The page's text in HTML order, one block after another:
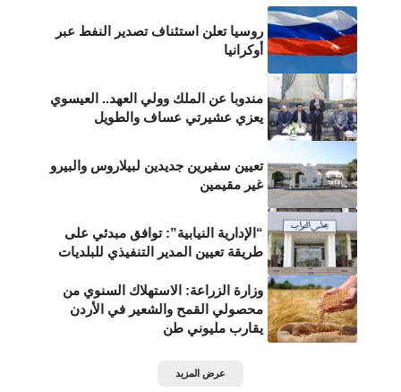
روسيا تعلن استئناف تصدير النفط عبر
أوكرانيا
مندوبا عن الملك وولي العهد.. العيسوي
يعزي عشيرتي عساف والطويل
تعيين سفيرين جديدين لبيلاروس والبيرو
غير مقيمين
“الإدارية النيابية”: توافق مبدئي على
طريقة تعيين المدير التنفيذي للبلديات
وزارة الزراعة: الاستهلاك السنوي من
محصولي القمح والشعير في الأردن
يقارب مليوني طن
عرض المزيد